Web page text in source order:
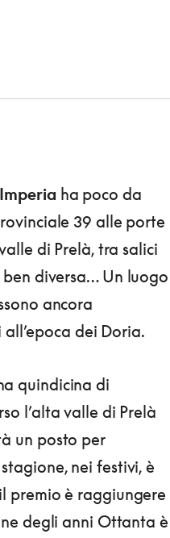
Imperia ha poco da
39 alle porte
di Prelà, tra salici
diversa… Un luogo
ancora
dei Doria.
quindicina di
l’alta valle di Prelà
un posto per
nei festivi, è
premio è raggiungere
degli anni Ottanta è